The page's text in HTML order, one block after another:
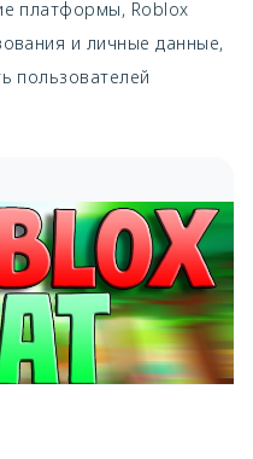
платформы, Roblox
и личные данные,
пользователей